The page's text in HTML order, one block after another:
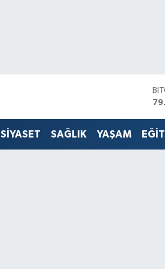
SİYASET SAĞLIK YAŞAM